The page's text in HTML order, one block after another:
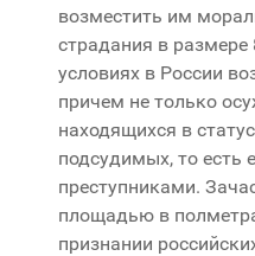
возместить им
страдания в размере
условиях в России
причем не только
находящихся в
подсудимых, то есть
преступниками.
площадью в
признании